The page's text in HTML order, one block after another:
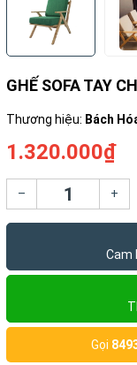
GHẾ SOFA TAY
Thương hiệu: Bách
1.320.000₫
– +
Cam
Gọi